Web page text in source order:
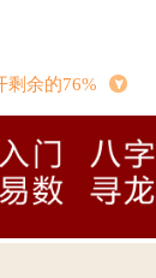
剩余的76%